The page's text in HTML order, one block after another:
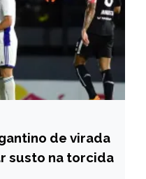
de virada
susto na torcida